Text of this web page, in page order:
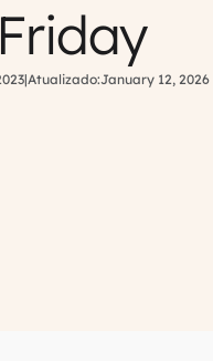
|Atualizado:January 12, 2026